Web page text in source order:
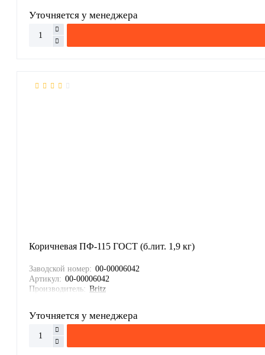
Уточняется у менеджера
Коричневая ПФ-115 ГОСТ (б.лит. 1,9 кг)
Заводской номер: 00-00006042
Артикул: 00-00006042
Производитель: Britz
Уточняется у менеджера